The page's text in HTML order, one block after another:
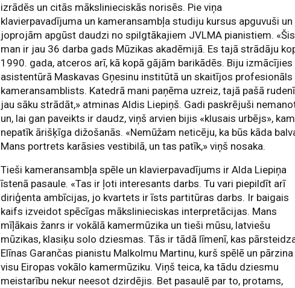
izrādēs un citās mākslinieciskās norisēs. Pie viņa
klavierpavadījuma un kameransambļa studiju kursus apguvuši un
joprojām apgūst daudzi no spilgtākajiem JVLMA pianistiem. «Šis
man ir jau 36 darba gads Mūzikas akadēmijā. Es tajā strādāju
1990. gada, atceros arī, kā kopā gājām barikādēs. Biju izmācījies
asistentūrā Maskavas Gņesinu institūtā un skaitījos profesionāls
kameransamblists. Katedrā mani paņēma uzreiz, tajā pašā rudenī
jau sāku strādāt,» atminas Aldis Liepiņš. Gadi paskrējuši
un, lai gan paveikts ir daudz, viņš arvien bijis «klusais urbējs», kam
nepatīk ārišķīga dižošanās. «Nemūžam neticēju, ka būs kāda
Mans portrets karāsies vestibilā, un tas patīk,» viņš nosaka.
Tieši kameransambļa spēle un klavierpavadījums ir Alda Liepiņa
īstenā pasaule. «Tas ir ļoti interesants darbs. Tu vari piepildīt arī
diriģenta ambīcijas, jo kvartets ir īsts partitūras darbs. Ir baigais
kaifs izveidot spēcīgas mākslinieciskas interpretācijas. Mans
mīļākais žanrs ir vokālā kamermūzika un tieši mūsu, latviešu
mūzikas, klasiķu solo dziesmas. Tās ir tādā līmenī, kas
Elīnas Garančas pianistu Malkolmu Martinu, kurš spēlē un pārzina
visu Eiropas vokālo kamermūziku. Viņš teica, ka tādu dziesmu
meistarību nekur neesot dzirdējis. Bet pasaulē par to, protams,